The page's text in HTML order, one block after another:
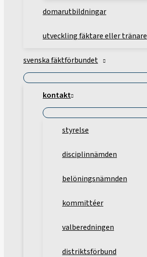
domarutbildningar
utveckling fäktare eller tränare
svenska fäktförbundet
kontakt
styrelse
disciplinnämden
belöningsnämnden
kommittéer
valberedningen
distriktsförbund